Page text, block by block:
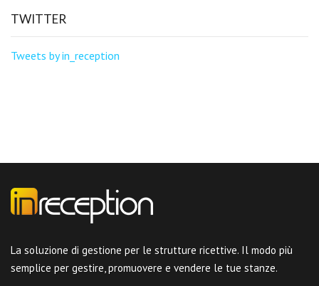
TWITTER
Tweets by in_reception
La soluzione di gestione per le strutture ricettive. Il modo più
semplice per gestire, promuovere e vendere le tue stanze.